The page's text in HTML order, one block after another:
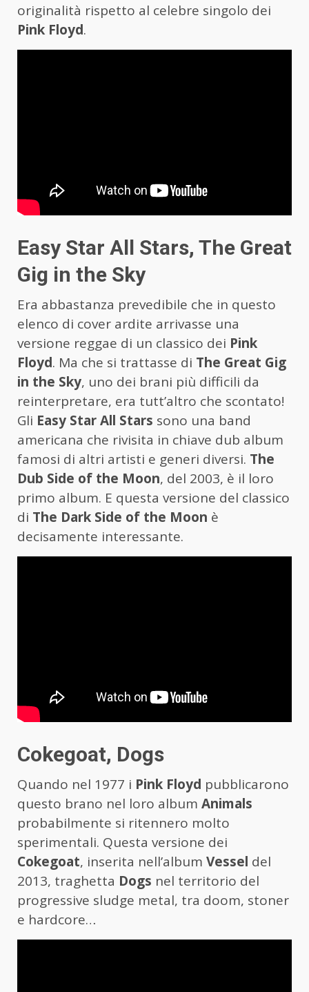
originalità rispetto al celebre singolo dei
Pink Floyd.
Easy Star All Stars, The Great
Gig in the Sky
Era abbastanza prevedibile che in questo
elenco di cover ardite arrivasse una
versione reggae di un classico dei Pink
Floyd. Ma che si trattasse di The Great Gig
in the Sky, uno dei brani più difficili da
reinterpretare, era tutt’altro che scontato!
Gli Easy Star All Stars sono una band
americana che rivisita in chiave dub album
famosi di altri artisti e generi diversi. The
Dub Side of the Moon, del 2003, è il loro
primo album. E questa versione del classico
di The Dark Side of the Moon è
decisamente interessante.
Cokegoat, Dogs
Quando nel 1977 i Pink Floyd pubblicarono
questo brano nel loro album Animals
probabilmente si ritennero molto
sperimentali. Questa versione dei
Cokegoat, inserita nell’album Vessel del
2013, traghetta Dogs nel territorio del
progressive sludge metal, tra doom, stoner
e hardcore…